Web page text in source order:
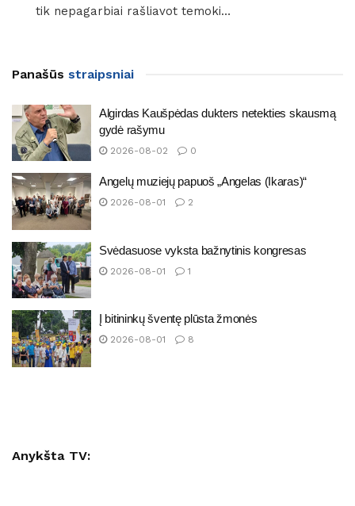
tik nepagarbiai rašliavot temoki…
Panašūs straipsniai
Algirdas Kaušpėdas dukters netekties skausmą
gydė rašymu
2026-08-02 0
Angelų muziejų papuoš „Angelas (Ikaras)“
2026-08-01 2
Svėdasuose vyksta bažnytinis kongresas
2026-08-01 1
Į bitininkų šventę plūsta žmonės
2026-08-01 8
Anykšta TV: